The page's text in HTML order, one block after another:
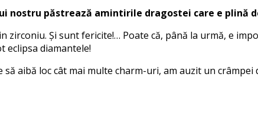
nostru păstrează amintirile dragostei care e plină
zirconiu. Și sunt fericite!… Poate că, până la urmă, e
eclipsa diamantele!
aibă loc cât mai multe charm-uri, am auzit un